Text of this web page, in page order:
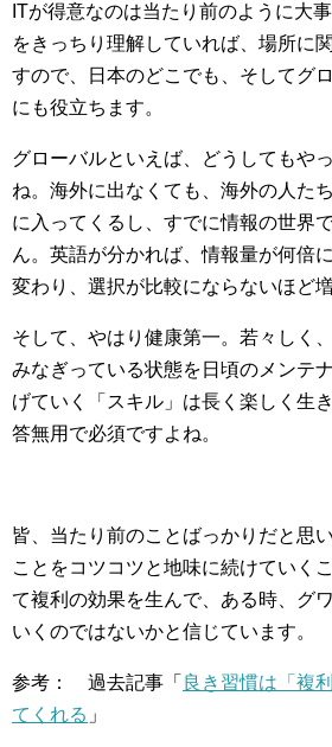
ITが得意なのは当たり前のように大
をきっちり理解していれば、場所に
すので、日本のどこでも、そしてグ
にも役立ちます。
グローバルといえば、どうしてもや
ね。海外に出なくても、海外の人た
に入ってくるし、すでに情報の世界
ん。英語が分かれば、情報量が何倍
変わり、選択が比較にならないほど
そして、やはり健康第一。若々しく
みなぎっている状態を日頃のメンテ
げていく「スキル」は長く楽しく生
答無用で必須ですよね。
皆、当たり前のことばっかりだと思
ことをコツコツと地味に続けていく
て複利の効果を生んで、ある時、グ
いくのではないかと信じています。
参考： 過去記事「 良き習慣は「複
てくれる 」